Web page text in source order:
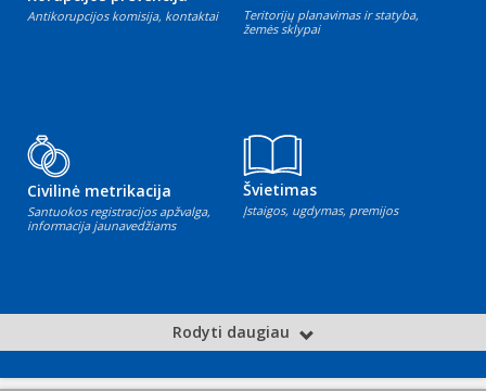
Antikorupcijos komisija, kontaktai
Teritorijų planavimas ir statyba,
žemės sklypai
Civilinė metrikacija
Santuokos registracijos apžvalga,
informacija jaunavedžiams
Švietimas
Įstaigos, ugdymas, premijos
Rodyti daugiau